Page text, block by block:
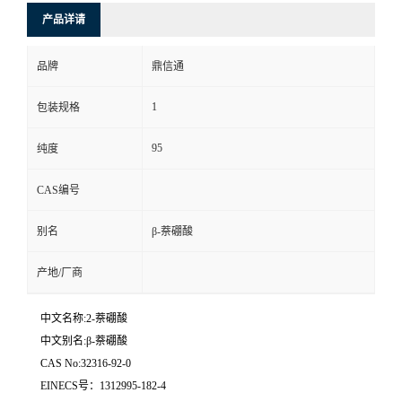
产品详请
品牌 鼎信通
包装规格 1
纯度 95
CAS编号
别名 β-萘硼酸
产地/厂商
中文名称:2-萘硼酸
中文别名:β-萘硼酸
CAS No:32316-92-0
EINECS号：1312995-182-4